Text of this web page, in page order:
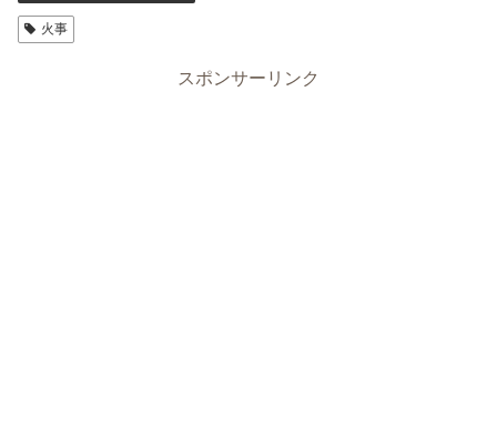
火事
スポンサーリンク